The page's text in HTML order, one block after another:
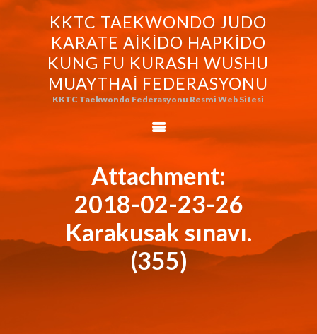
KKTC TAEKWONDO JUDO
KARATE AIKIDO HAPKIDO
KUNG FU KURASH WUSHU
MUAYTHAI FEDERASYONU
KKTC Taekwondo Federasyonu Resmi Web Sitesi
Attachment:
2018-02-23-26
Karakusak sınavı.
(355)
KKTC TAEKWONDO JUDO KARATE
AIKIDO HAPKIDO KUNG FU KURASH
WUSHU MUAYTHAI FEDERASYONU
KKTC Taekwondo Federasyonu Resmi Web Sitesi
FEDERASYONUMUZ
TAEKWONDO
FEDERASYONU
WORLD BUDO
MARTIALARTS
MOK-EZG-2000/2013
PHOTO GALLERY